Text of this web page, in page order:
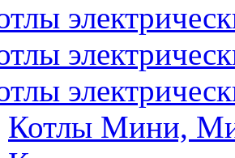
Котлы Мини,